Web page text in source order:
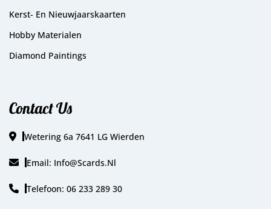
Kerst- En Nieuwjaarskaarten
Hobby Materialen
Diamond Paintings
Contact Us
Wetering 6a 7641 LG Wierden
Email: Info@scards.nl
Telefoon: 06 233 289 30